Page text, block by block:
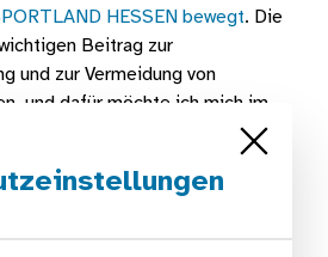
HESSEN bewegt. Die
Beitrag zur
und zur Vermeidung von
und dafür möchte ich mich im
Becker bei der Übergabe des
86.345 Euro.